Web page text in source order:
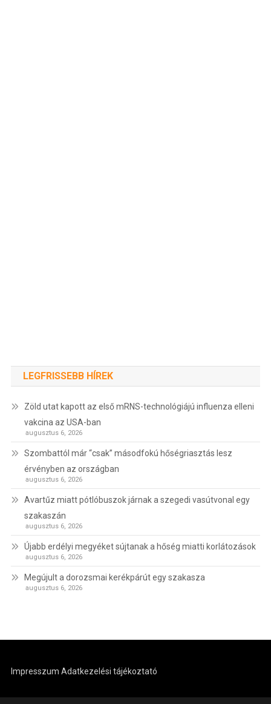
LEGFRISSEBB HÍREK
Zöld utat kapott az első mRNS-technológiájú influenza elleni
vakcina az USA-ban
augusztus 6, 2026
Szombattól már “csak” másodfokú hőségriasztás lesz
érvényben az országban
augusztus 6, 2026
Avartűz miatt pótlóbuszok járnak a szegedi vasútvonal egy
szakaszán
augusztus 6, 2026
Újabb erdélyi megyéket sújtanak a hőség miatti korlátozások
augusztus 6, 2026
Megújult a dorozsmai kerékpárút egy szakasza
augusztus 6, 2026
Impresszum Adatkezelési tájékoztató